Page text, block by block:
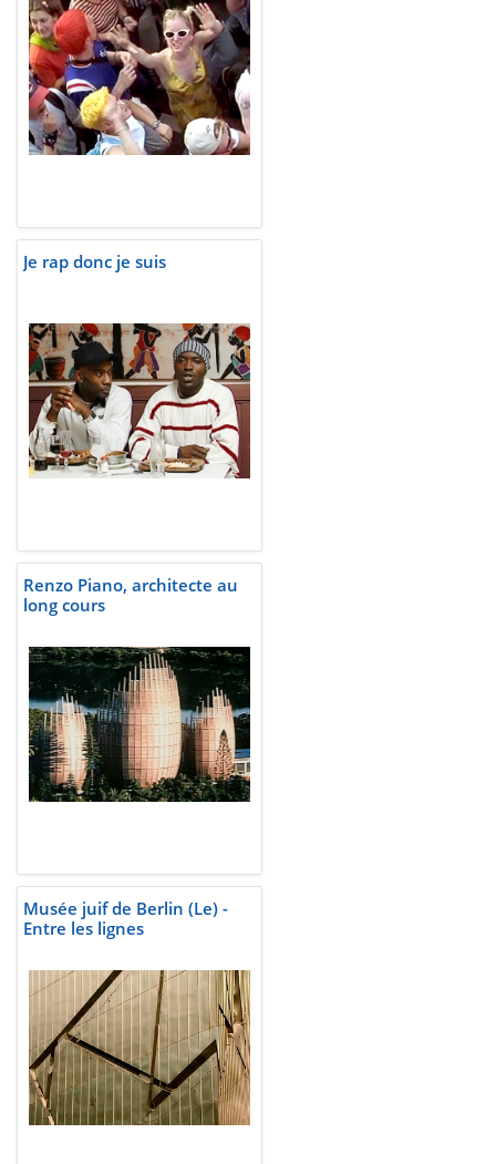
Je rap donc je suis
Renzo Piano, architecte au
long cours
Musée juif de Berlin (Le) -
Entre les lignes